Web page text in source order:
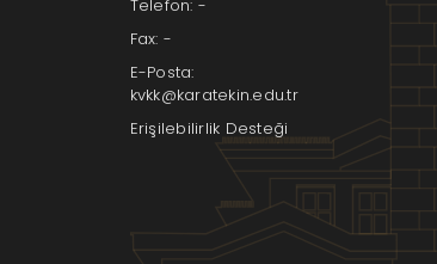
Telefon: -
Fax: -
E-Posta:
kvkk@karatekin.edu.tr
Erişilebilirlik Desteği